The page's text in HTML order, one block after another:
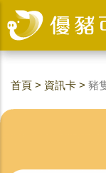
首頁 > 資訊卡 > 豬